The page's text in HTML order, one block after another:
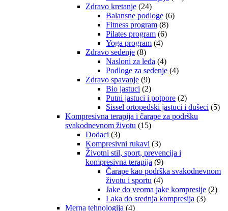
Zdravo kretanje (24)
Balansne podloge (6)
Fitness program (8)
Pilates program (6)
Yoga program (4)
Zdravo sedenje (8)
Nasloni za leđa (4)
Podloge za sedenje (4)
Zdravo spavanje (9)
Bio jastuci (2)
Putni jastuci i potpore (2)
Sissel ortopedski jastuci i dušeci (5)
Kompresivna terapija i čarape za podršku
svakodnevnom životu (15)
Dodaci (3)
Kompresivni rukavi (3)
Životni stil, sport, prevencija i
kompresivna terapija (9)
Čarape kao podrška svakodnevnom
životu i sportu (4)
Jake do veoma jake kompresije (2)
Laka do srednja kompresija (3)
Merna tehnologija (4)